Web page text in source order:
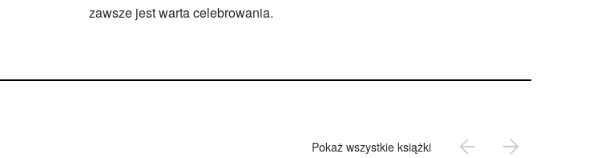
zawsze jest warta celebrowania.
Pokaż wszystkie książki